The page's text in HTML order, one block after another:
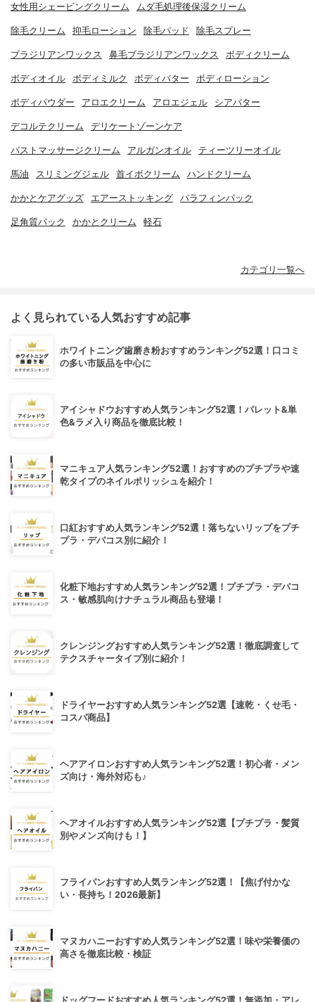
女性用シェービングクリーム ムダ毛処理後保湿クリーム
除毛クリーム 抑毛ローション 除毛パッド 除毛スプレー
ブラジリアンワックス 鼻毛ブラジリアンワックス ボディクリーム
ボディオイル ボディミルク ボディバター ボディローション
ボディパウダー アロエクリーム アロエジェル シアバター
デコルテクリーム デリケートゾーンケア
バストマッサージクリーム アルガンオイル ティーツリーオイル
馬油 スリミングジェル 首イボクリーム ハンドクリーム
かかとケアグッズ エアーストッキング パラフィンパック
足角質パック かかとクリーム 軽石
カテゴリ一覧へ
よく見られている人気おすすめ記事
ホワイトニング歯磨き粉おすすめランキング52選！口コミ
の多い市販品を中心に
アイシャドウおすすめ人気ランキング52選！パレット&単
色&ラメ入り商品を徹底比較！
マニキュア人気ランキング52選！おすすめのプチプラや速
乾タイプのネイルポリッシュを紹介！
口紅おすすめ人気ランキング52選！落ちないリップをプチ
プラ・デパコス別に紹介！
化粧下地おすすめ人気ランキング52選！プチプラ・デパコ
ス・敏感肌向けナチュラル商品も登場！
クレンジングおすすめ人気ランキング52選！徹底調査して
テクスチャータイプ別に紹介！
ドライヤーおすすめ人気ランキング52選【速乾・くせ毛・
コスパ商品】
ヘアアイロンおすすめ人気ランキング52選！初心者・メン
ズ向け・海外対応も♪
ヘアオイルおすすめ人気ランキング52選【プチプラ・髪質
別やメンズ向けも！】
フライパンおすすめ人気ランキング52選！【焦げ付かな
い・長持ち！2026最新】
マヌカハニーおすすめ人気ランキング52選！味や栄養価の
高さを徹底比較・検証